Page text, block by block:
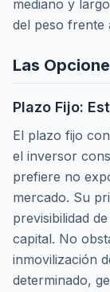
mediano y
del peso frente
Las
Plazo Fijo:
El plazo fijo
el inversor
prefiere no
mercado. Su
previsibilidad
capital. No
inmovilización
determinado,